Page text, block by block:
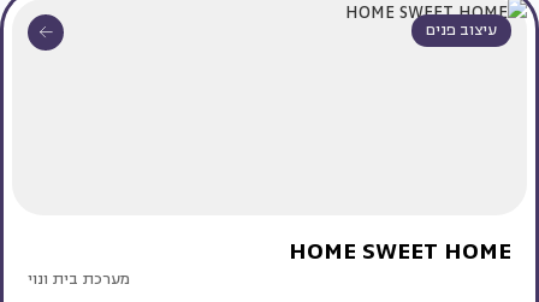
עיצוב פנים
HOME SWEET HOME
מערכת בית ונוי